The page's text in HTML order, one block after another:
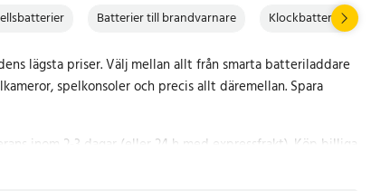
Batterier till brandvarnare Klockbatterier
lägsta priser. Välj mellan allt från smarta batteriladdare
spelkonsoler och precis allt däremellan. Spara
inom 2-3 dagar (eller 24 h med expressfrakt). Köp billiga